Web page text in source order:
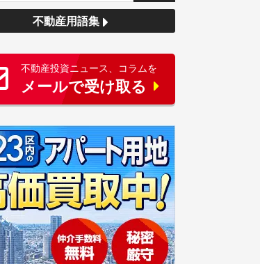
不動産用語集
不動産投資ニュース、コラムを
メールで受け取る